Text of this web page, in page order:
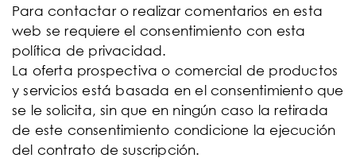
Para contactar o realizar comentarios en esta
web se requiere el consentimiento con esta
política de privacidad.
La oferta prospectiva o comercial de productos
y servicios está basada en el consentimiento que
se le solicita, sin que en ningún caso la retirada
de este consentimiento condicione la ejecución
del contrato de suscripción.